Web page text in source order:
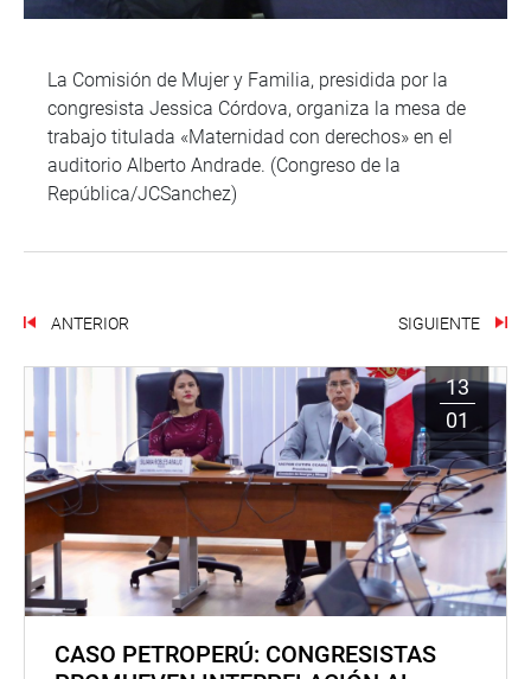
La Comisión de Mujer y Familia, presidida por la
congresista Jessica Córdova, organiza la mesa de
trabajo titulada «Maternidad con derechos» en el
auditorio Alberto Andrade. (Congreso de la
República/JCSanchez)
ANTERIOR SIGUIENTE
13
01
CASO PETROPERÚ: CONGRESISTAS